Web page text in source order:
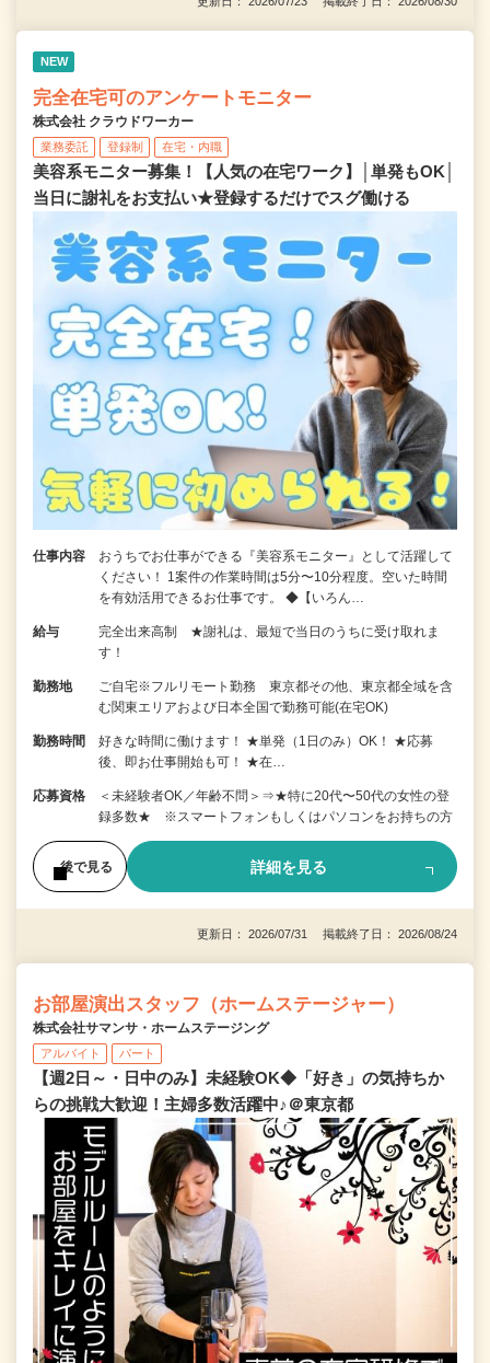
NEW
完全在宅可のアンケートモニター
株式会社 クラウドワーカー
業務委託 登録制 在宅・内職
美容系モニター募集！【人気の在宅ワーク】│単発もOK│
当日に謝礼をお支払い★登録するだけでスグ働ける
仕事内容
おうちでお仕事ができる『美容系モニター』として活躍して
ください！ 1案件の作業時間は5分〜10分程度。空いた時間
を有効活用できるお仕事です。 ◆【いろん…
給与
完全出来高制 ★謝礼は、最短で当日のうちに受け取れま
す！
勤務地
ご自宅※フルリモート勤務 東京都その他、東京都全域を含
む関東エリアおよび日本全国で勤務可能(在宅OK)
勤務時間
好きな時間に働けます！ ★単発（1日のみ）OK！ ★応募
後、即お仕事開始も可！ ★在…
応募資格
＜未経験者OK／年齢不問＞⇒★特に20代〜50代の女性の登
録多数★ ※スマートフォンもしくはパソコンをお持ちの方
後で見る 詳細を見る
更新日： 2026/07/31 掲載終了日： 2026/08/24
お部屋演出スタッフ（ホームステージャー）
株式会社サマンサ・ホームステージング
アルバイト パート
【週2日～・日中のみ】未経験OK◆「好き」の気持ちか
らの挑戦大歓迎！主婦多数活躍中♪＠東京都